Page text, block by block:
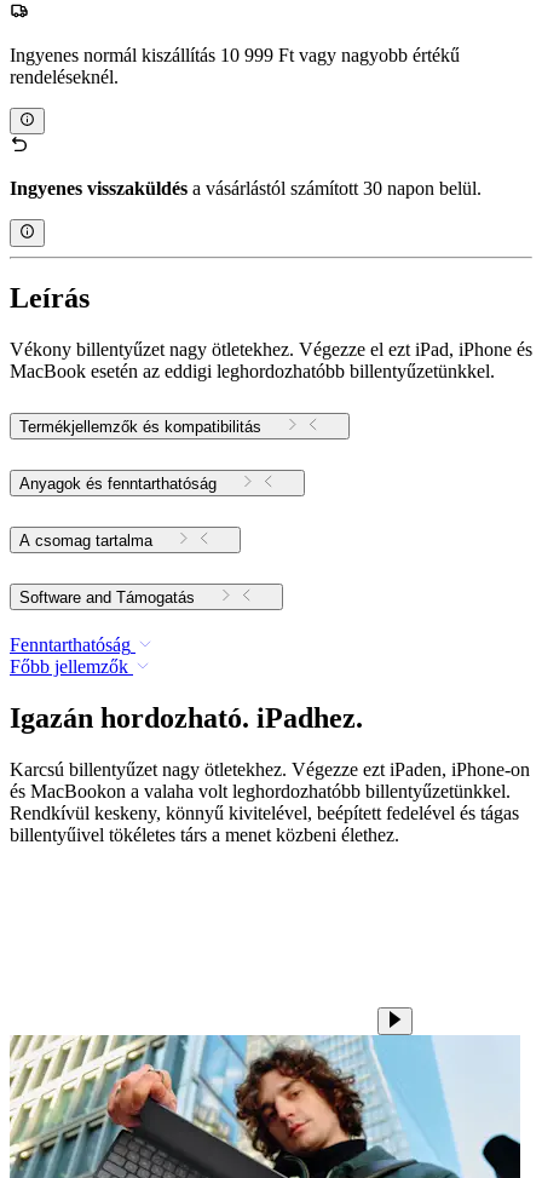
Ingyenes normál kiszállítás 10 999 Ft vagy nagyobb értékű
rendeléseknél.
Ingyenes visszaküldés a vásárlástól számított 30 napon belül.
Leírás
Vékony billentyűzet nagy ötletekhez. Végezze el ezt iPad, iPhone és
MacBook esetén az eddigi leghordozhatóbb billentyűzetünkkel.
Termékjellemzők és kompatibilitás
Anyagok és fenntarthatóság
A csomag tartalma
Software and Támogatás
Fenntarthatóság
Főbb jellemzők
Igazán hordozható. iPadhez.
Karcsú billentyűzet nagy ötletekhez. Végezze ezt iPaden, iPhone-on
és MacBookon a valaha volt leghordozhatóbb billentyűzetünkkel.
Rendkívül keskeny, könnyű kivitelével, beépített fedelével és tágas
billentyűivel tökéletes társ a menet közbeni élethez.